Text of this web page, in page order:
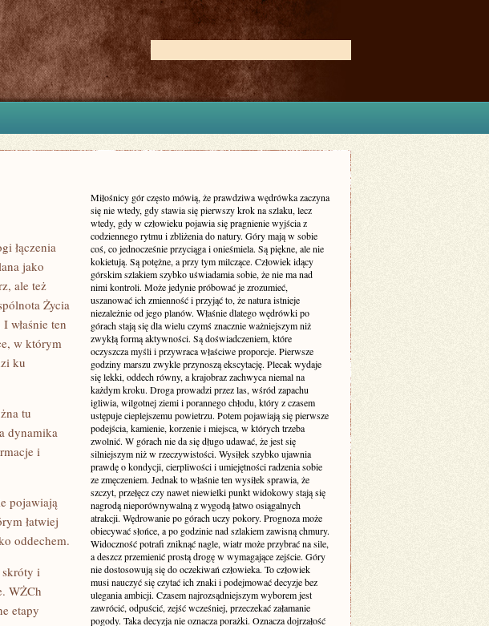
łączenia
jako
ale też
Życia
właśnie ten
w którym
ku
tu
dynamika
i
pojawiają
łatwiej
oddechem.
skróty i
WŻCh
etapy
Miłośnicy gór często mówią, że prawdziwa wędrówka zaczyna
się nie wtedy, gdy stawia się pierwszy krok na szlaku, lecz
wtedy, gdy w człowieku pojawia się pragnienie wyjścia z
codziennego rytmu i zbliżenia do natury. Góry mają w sobie
coś, co jednocześnie przyciąga i onieśmiela. Są piękne, ale nie
kokietują. Są potężne, a przy tym milczące. Człowiek idący
górskim szlakiem szybko uświadamia sobie, że nie ma nad
nimi kontroli. Może jedynie próbować je zrozumieć,
uszanować ich zmienność i przyjąć to, że natura istnieje
niezależnie od jego planów. Właśnie dlatego wędrówki po
górach stają się dla wielu czymś znacznie ważniejszym niż
zwykłą formą aktywności. Są doświadczeniem, które
oczyszcza myśli i przywraca właściwe proporcje. Pierwsze
godziny marszu zwykle przynoszą ekscytację. Plecak wydaje
się lekki, oddech równy, a krajobraz zachwyca niemal na
każdym kroku. Droga prowadzi przez las, wśród zapachu
igliwia, wilgotnej ziemi i porannego chłodu, który z czasem
ustępuje cieplejszemu powietrzu. Potem pojawiają się pierwsze
podejścia, kamienie, korzenie i miejsca, w których trzeba
zwolnić. W górach nie da się długo udawać, że jest się
silniejszym niż w rzeczywistości. Wysiłek szybko ujawnia
prawdę o kondycji, cierpliwości i umiejętności radzenia sobie
ze zmęczeniem. Jednak to właśnie ten wysiłek sprawia, że
szczyt, przełęcz czy nawet niewielki punkt widokowy stają się
nagrodą nieporównywalną z wygodą łatwo osiągalnych
atrakcji. Wędrowanie po górach uczy pokory. Prognoza może
obiecywać słońce, a po godzinie nad szlakiem zawisną chmury.
Widoczność potrafi zniknąć nagle, wiatr może przybrać na sile,
a deszcz przemienić prostą drogę w wymagające zejście. Góry
nie dostosowują się do oczekiwań człowieka. To człowiek
musi nauczyć się czytać ich znaki i podejmować decyzje bez
ulegania ambicji. Czasem najrozsądniejszym wyborem jest
zawrócić, odpuścić, zejść wcześniej, przeczekać załamanie
pogody. Taka decyzja nie oznacza porażki. Oznacza dojrzałość